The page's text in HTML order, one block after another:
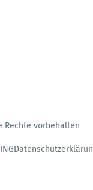
Rechte vorbehalten